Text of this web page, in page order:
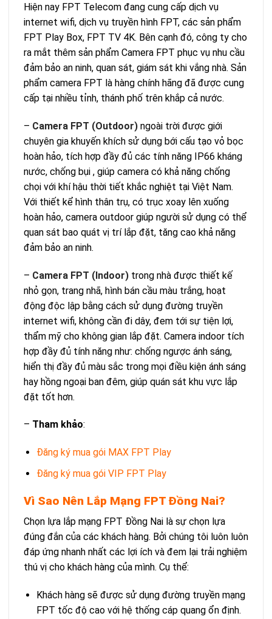
Hiện nay FPT Telecom đang cung cấp dịch vụ
internet wifi, dịch vụ truyền hình FPT, các sản phẩm
FPT Play Box, FPT TV 4K. Bên cạnh đó, công ty cho
ra mắt thêm sản phẩm Camera FPT phục vụ nhu cầu
đảm bảo an ninh, quan sát, giám sát khi vắng nhà. Sản
phẩm camera FPT là hàng chính hãng đã được cung
cấp tại nhiều tỉnh, thánh phố trên khắp cả nước.
– Camera FPT (Outdoor) ngoài trời được giới
chuyên gia khuyến khích sử dụng bới cấu tạo vỏ bọc
hoàn hảo, tích hợp đầy đủ các tính năng IP66 kháng
nước, chống bụi , giúp camera có khả năng chống
chọi với khí hậu thời tiết khắc nghiệt tại Việt Nam.
Với thiết kể hình thân trụ, có trục xoay lên xuống
hoàn hảo, camera outdoor giúp người sử dụng có thể
quan sát bao quát vị trí lắp đặt, tăng cao khả năng
đảm bảo an ninh.
– Camera FPT (Indoor) trong nhà được thiết kế
nhỏ gọn, trang nhã, hình bán cầu màu trắng, hoạt
động độc lập bằng cách sử dụng đường truyền
internet wifi, không cần đi dây, đem tới sự tiện lợi,
thẩm mỹ cho không gian lắp đặt. Camera indoor tích
hợp đầy đủ tính năng như: chống ngược ánh sáng,
hiển thị đầy đủ màu sắc trong mọi điều kiện ánh sáng
hay hồng ngoại ban đêm, giúp quán sát khu vực lắp
đặt tốt hơn.
– Tham khảo:
Đăng ký mua gói MAX FPT Play
Đăng ký mua gói VIP FPT Play
Vì Sao Nên Lắp Mạng FPT Đồng Nai?
Chọn lựa lắp mạng FPT Đồng Nai là sự chọn lựa
đúng đắn của các khách hàng. Bởi chúng tôi luôn luôn
đáp ứng nhanh nhất các lợi ích và đem lại trải nghiệm
thú vị cho khách hàng của mình. Cụ thể:
Khách hàng sẽ được sử dụng đường truyền mạng
FPT tốc độ cao với hệ thống cáp quang ổn định.